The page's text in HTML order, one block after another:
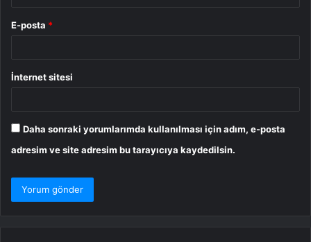
E-posta *
İnternet sitesi
Daha sonraki yorumlarımda kullanılması için adım, e-posta
adresim ve site adresim bu tarayıcıya kaydedilsin.